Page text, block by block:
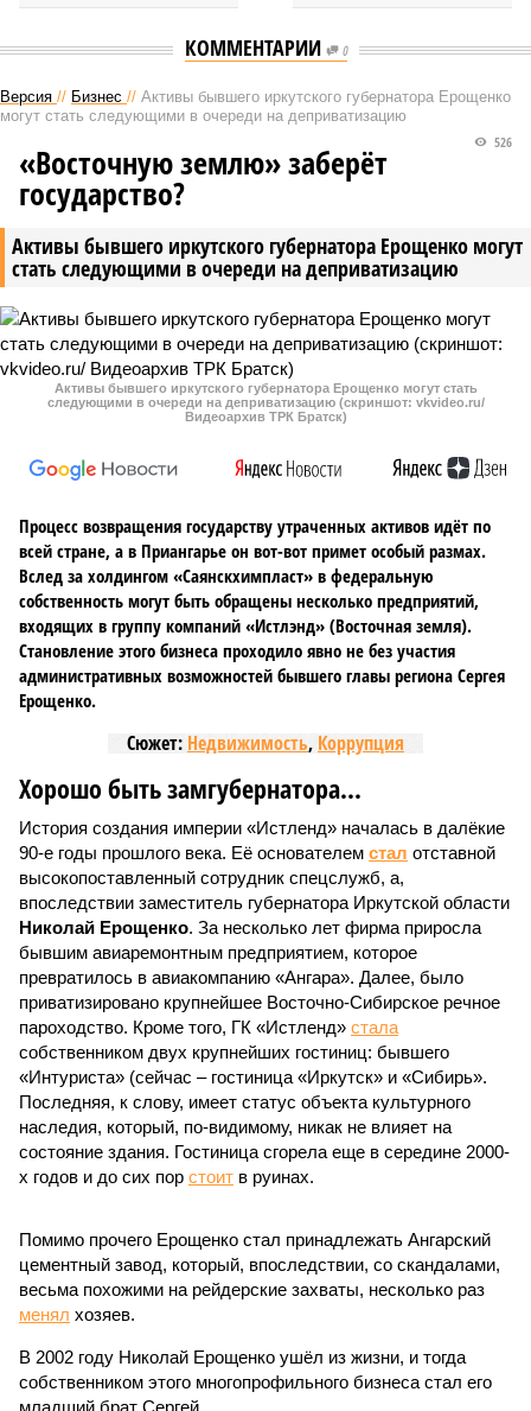
КОММЕНТАРИИ 0
Версия // Бизнес // Активы бывшего иркутского губернатора Ерощенко
могут стать следующими в очереди на деприватизацию
Активы бывшего иркутского губернатора Ерощенко могут
стать следующими в очереди на деприватизацию
526
«Восточную землю» заберёт
государство?
Активы бывшего иркутского губернатора Ерощенко могут стать
следующими в очереди на деприватизацию (скриншот: vkvideo.ru/
Видеоархив ТРК Братск)
Процесс возвращения государству утраченных активов идёт по
всей стране, а в Приангарье он вот-вот примет особый размах.
Вслед за холдингом «Саянскхимпласт» в федеральную
собственность могут быть обращены несколько предприятий,
входящих в группу компаний «Истлэнд» (Восточная земля).
Становление этого бизнеса проходило явно не без участия
административных возможностей бывшего главы региона Сергея
Ерощенко.
Сюжет: Недвижимость, Коррупция
Хорошо быть замгубернатора...
История создания империи «Истленд» началась в далёкие
90-е годы прошлого века. Её основателем стал отставной
высокопоставленный сотрудник спецслужб, а,
впоследствии заместитель губернатора Иркутской области
Николай Ерощенко. За несколько лет фирма приросла
бывшим авиаремонтным предприятием, которое
превратилось в авиакомпанию «Ангара». Далее, было
приватизировано крупнейшее Восточно-Сибирское речное
пароходство. Кроме того, ГК «Истленд» стала
собственником двух крупнейших гостиниц: бывшего
«Интуриста» (сейчас – гостиница «Иркутск» и «Сибирь».
Последняя, к слову, имеет статус объекта культурного
наследия, который, по-видимому, никак не влияет на
состояние здания. Гостиница сгорела еще в середине 2000-
х годов и до сих пор стоит в руинах.
Помимо прочего Ерощенко стал принадлежать Ангарский
цементный завод, который, впоследствии, со скандалами,
весьма похожими на рейдерские захваты, несколько раз
менял хозяев.
В 2002 году Николай Ерощенко ушёл из жизни, и тогда
собственником этого многопрофильного бизнеса стал его
младший брат Сергей.